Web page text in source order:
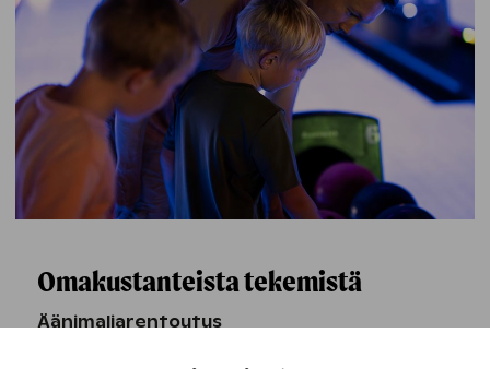
Omakustanteista tekemistä
Äänimaljarentoutus